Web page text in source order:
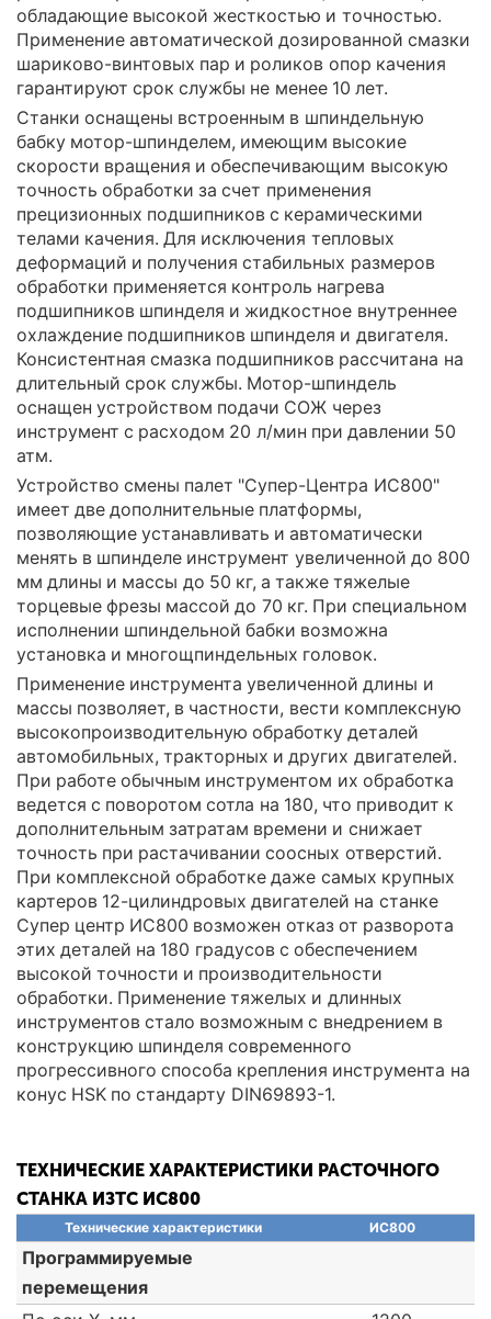
обладающие высокой жесткостью и точностью.
Применение автоматической дозированной смазки
шариково-винтовых пар и роликов опор качения
гарантируют срок службы не менее 10 лет.
Станки оснащены встроенным в шпиндельную
бабку мотор-шпинделем, имеющим высокие
скорости вращения и обеспечивающим высокую
точность обработки за счет применения
прецизионных подшипников с керамическими
телами качения. Для исключения тепловых
деформаций и получения стабильных размеров
обработки применяется контроль нагрева
подшипников шпинделя и жидкостное внутреннее
охлаждение подшипников шпинделя и двигателя.
Консистентная смазка подшипников рассчитана на
длительный срок службы. Мотор-шпиндель
оснащен устройством подачи СОЖ через
инструмент с расходом 20 л/мин при давлении 50
атм.
Устройство смены палет "Супер-Центра ИС800"
имеет две дополнительные платформы,
позволяющие устанавливать и автоматически
менять в шпинделе инструмент увеличенной до 800
мм длины и массы до 50 кг, а также тяжелые
торцевые фрезы массой до 70 кг. При специальном
исполнении шпиндельной бабки возможна
установка и многощпиндельных головок.
Применение инструмента увеличенной длины и
массы позволяет, в частности, вести комплексную
высокопроизводительную обработку деталей
автомобильных, тракторных и других двигателей.
При работе обычным инструментом их обработка
ведется с поворотом сотла на 180, что приводит к
дополнительным затратам времени и снижает
точность при растачивании соосных отверстий.
При комплексной обработке даже самых крупных
картеров 12-цилиндровых двигателей на станке
Супер центр ИС800 возможен отказ от разворота
этих деталей на 180 градусов с обеспечением
высокой точности и производительности
обработки. Применение тяжелых и длинных
инструментов стало возможным с внедрением в
конструкцию шпинделя современного
прогрессивного способа крепления инструмента на
конус HSK по стандарту DIN69893-1.
ТЕХНИЧЕСКИЕ ХАРАКТЕРИСТИКИ РАСТОЧНОГО
СТАНКА ИЗТС ИС800
Технические характеристики ИС800
Программируемые
перемещения